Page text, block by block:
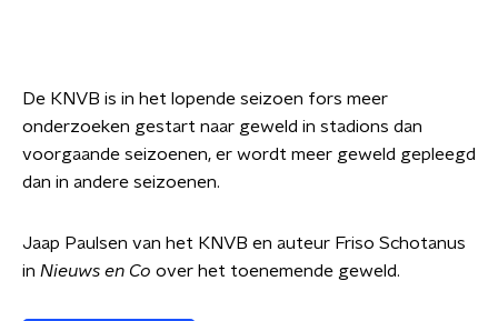
De KNVB is in het lopende seizoen fors meer
onderzoeken gestart naar geweld in stadions dan
voorgaande seizoenen, er wordt meer geweld gepleegd
dan in andere seizoenen.
Jaap Paulsen van het KNVB en auteur Friso Schotanus
in Nieuws en Co over het toenemende geweld.